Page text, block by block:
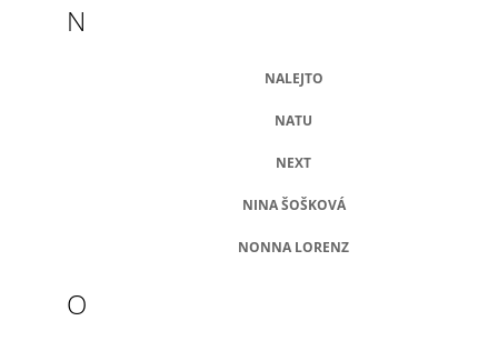
N
NALEJTO
NATU
NEXT
NINA ŠOŠKOVÁ
NONNA LORENZ
O